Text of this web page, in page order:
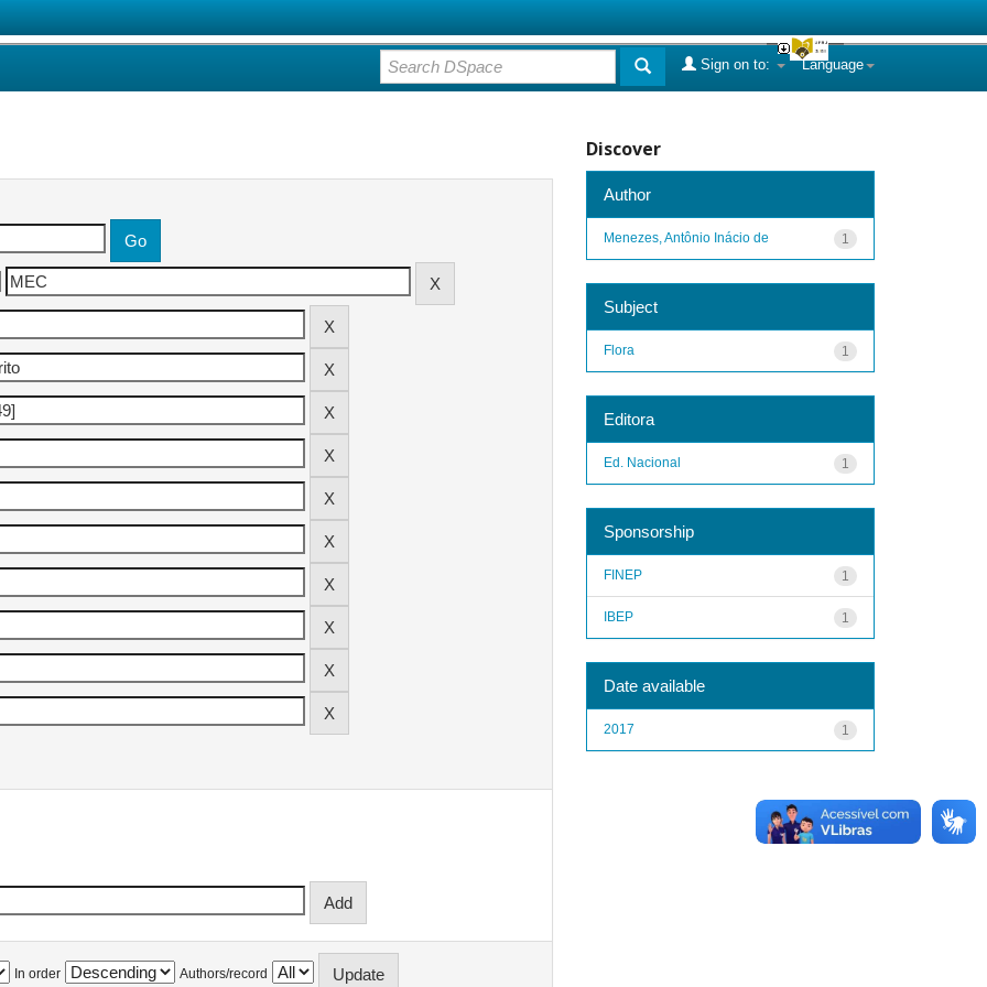
Language
Sign on to:
In order Authors/record
Discover
Author
1
Menezes, Antônio Inácio de
Subject
1
Flora
Editora
1
Ed. Nacional
Sponsorship
1
FINEP
1
IBEP
Date available
1
2017